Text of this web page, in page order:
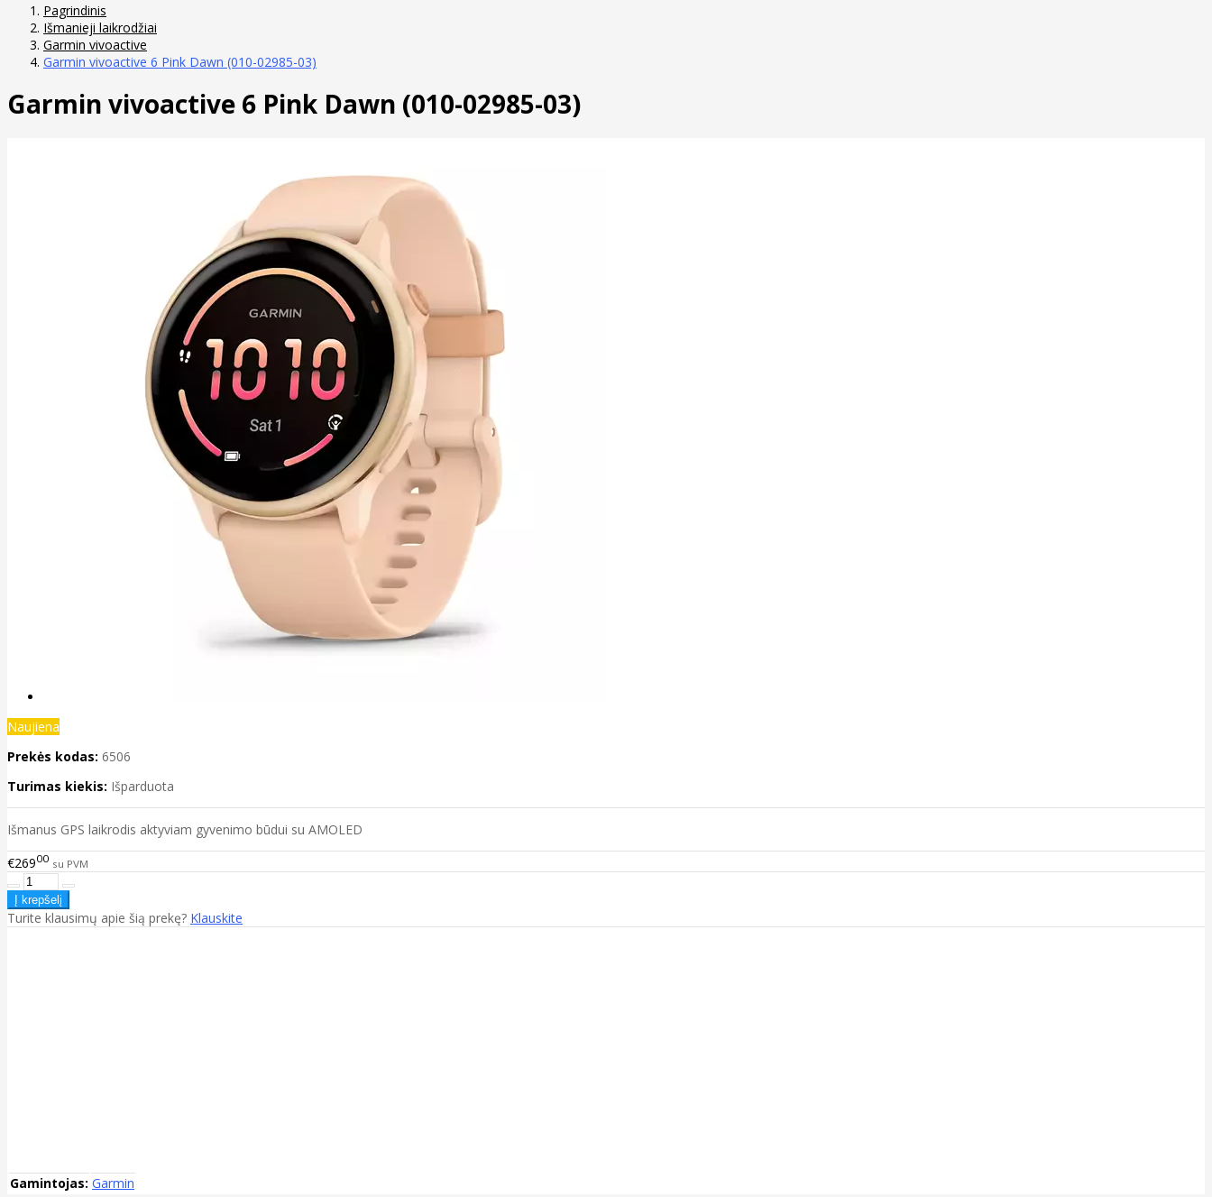
Pagrindinis
Išmanieji laikrodžiai
Garmin vivoactive
Garmin vivoactive 6 Pink Dawn (010-02985-03)
Garmin vivoactive 6 Pink Dawn (010-02985-03)
Naujiena
Prekės kodas: 6506
Turimas kiekis: Išparduota
Išmanus GPS laikrodis aktyviam gyvenimo būdui su AMOLED
€26900 su PVM
Turite klausimų apie šią prekę? Klauskite
Gamintojas: Garmin